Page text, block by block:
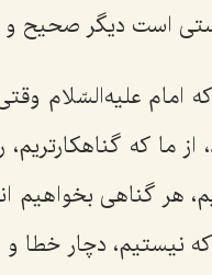
است دیگر صحیح و
علیه‌السّلام
از ما که
هر گناهی بخواهیم
نیستیم، دچار خطا